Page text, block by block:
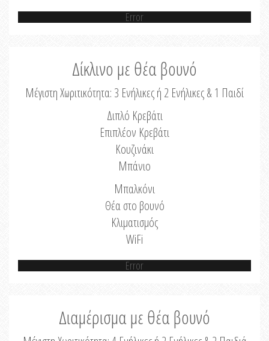
Error
Δίκλινο με θέα βουνό
Μέγιστη Χωριτικότητα: 3 Ενήλικες ή 2 Ενήλικες & 1 Παιδί
Διπλό Κρεβάτι
Επιπλέον Κρεβάτι
Κουζινάκι
Μπάνιο
Μπαλκόνι
Θέα στο βουνό
Κλιματισμός
WiFi
Error
Διαμέρισμα με θέα βουνό